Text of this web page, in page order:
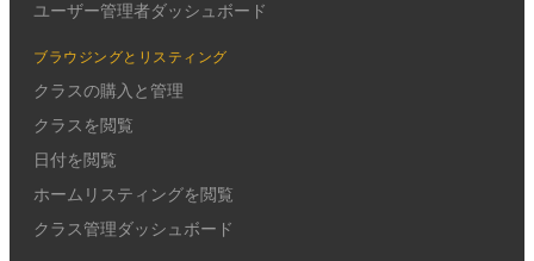
ユーザー管理者ダッシュボード
ブラウジングとリスティング
クラスの購入と管理
クラスを閲覧
日付を閲覧
ホームリスティングを閲覧
クラス管理ダッシュボード